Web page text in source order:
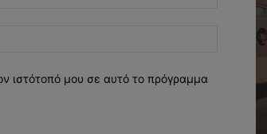
ιστότοπό μου σε αυτό το πρόγραμμα